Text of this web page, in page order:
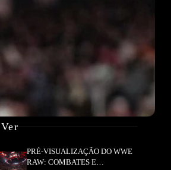
PRÉ-VISUALIZAÇÃO DO WWE
RAW: COMBATES E